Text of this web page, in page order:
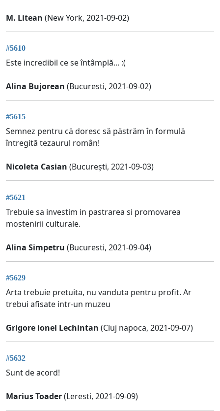
M. Litean (New York, 2021-09-02)
#5610
Este incredibil ce se întâmplă... :(
Alina Bujorean (Bucuresti, 2021-09-02)
#5615
Semnez pentru că doresc să păstrăm în formulă
întregită tezaurul român!
Nicoleta Casian (București, 2021-09-03)
#5621
Trebuie sa investim in pastrarea si promovarea
mostenirii culturale.
Alina Simpetru (Bucuresti, 2021-09-04)
#5629
Arta trebuie pretuita, nu vanduta pentru profit. Ar
trebui afisate intr-un muzeu
Grigore ionel Lechintan (Cluj napoca, 2021-09-07)
#5632
Sunt de acord!
Marius Toader(Leresti, 2021-09-09)